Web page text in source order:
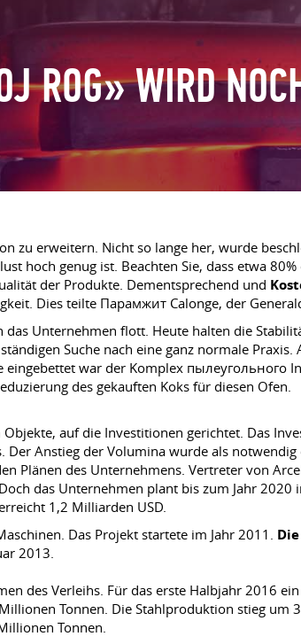
ROG» WIRD
zu erweitern. Nicht so lange her, wurde
hoch genug ist. Beachten Sie, dass etwa
der Produkte. Dementsprechend und
Dies teilte Парамжит Calonge, der
Unternehmen flott. Heute halten die
Suche nach eine ganz normale
war der Komplex пылеугольного
des gekauften Koks für diesen Ofen.
auf die Investitionen gerichtet. Das
Der Anstieg der Volumina wurde als
Plänen des Unternehmens. Vertreter von
das Unternehmen plant bis zum Jahr
1,2 Milliarden USD.
Das Projekt startete im Jahr 2011.
2013.
des Verleihs. Für das erste Halbjahr 2016
Tonnen. Die Stahlproduktion stieg
Tonnen.